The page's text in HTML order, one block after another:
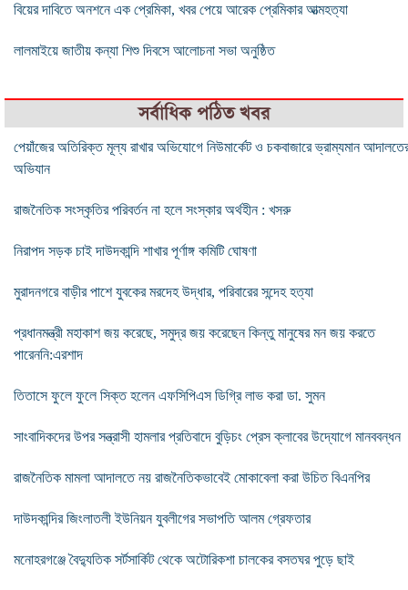
বিয়ের দাবিতে অনশনে এক প্রেমিকা, খবর পেয়ে আরেক প্রেমিকার আত্মহত্যা
‎লালমাইয়ে জাতীয় কন্যা শিশু দিবসে আলোচনা সভা অনুষ্ঠিত
সর্বাধিক পঠিত খবর
পেয়াঁজের অতিরিক্ত মূল্য রাখার অভিযোগে নিউমার্কেট ও চকবাজারে ভ্রাম্যমান
অভিযান
রাজনৈতিক সংস্কৃতির পরিবর্তন না হলে সংস্কার অর্থহীন : খসরু
নিরাপদ সড়ক চাই দাউদকান্দি শাখার পূর্ণাঙ্গ কমিটি ঘোষণা
মুরাদনগরে বাড়ীর পাশে যুবকের মরদেহ উদ্ধার, পরিবারের সন্দেহ হত্যা
প্রধানমন্ত্রী মহাকাশ জয় করেছে, সমুদ্র জয় করেছেন কিন্তু মানুষের মন জয় করতে
পারেননি:এরশাদ
তিতাসে ফুলে ফুলে সিক্ত হলেন এফসিপিএস ডিগ্রি লাভ করা ডা. সুমন
সাংবাদিকদের উপর সন্ত্রাসী হামলার প্রতিবাদে বুড়িচং প্রেস ক্লাবের উদ্যোগে মানববন্ধন
রাজনৈতিক মামলা আদালতে নয় রাজনৈতিকভাবেই মোকাবেলা করা উচিত বিএনপির
দাউদকান্দির জিংলাতলী ইউনিয়ন যুবলীগের সভাপতি আলম গ্রেফতার
মনোহরগঞ্জে বৈদ্যুতিক সর্টসার্কিট থেকে অটোরিকশা চালকের বসতঘর পুড়ে ছাই